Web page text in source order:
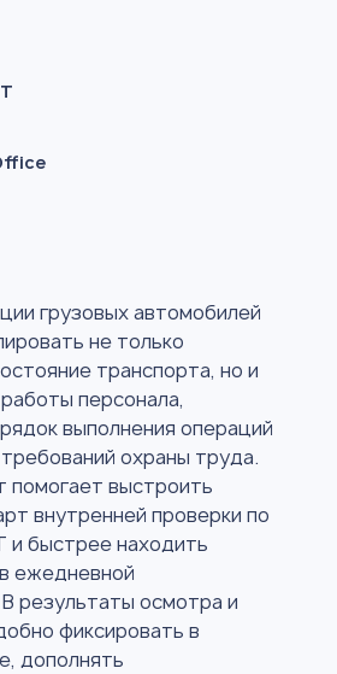
грузовых автомобилей
не только
транспорта, но и
персонала,
выполнения операций
охраны труда.
помогает выстроить
внутренней проверки по
и быстрее находить
ежедневной
результаты осмотра и
фиксировать в
дополнять